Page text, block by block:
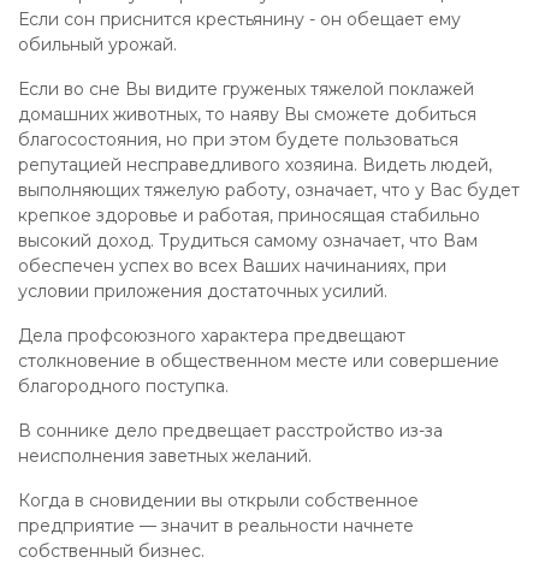
Если сон приснится крестьянину - он обещает ему
обильный урожай.
Если во сне Вы видите груженых тяжелой поклажей
домашних животных, то наяву Вы сможете добиться
благосостояния, но при этом будете пользоваться
репутацией несправедливого хозяина. Видеть людей,
выполняющих тяжелую работу, означает, что у Вас будет
крепкое здоровье и работая, приносящая стабильно
высокий доход. Трудиться самому означает, что Вам
обеспечен успех во всех Ваших начинаниях, при
условии приложения достаточных усилий.
Дела профсоюзного характера предвещают
столкновение в общественном месте или совершение
благородного поступка.
В соннике дело предвещает расстройство из-за
неисполнения заветных желаний.
Когда в сновидении вы открыли собственное
предприятие — значит в реальности начнете
собственный бизнес.